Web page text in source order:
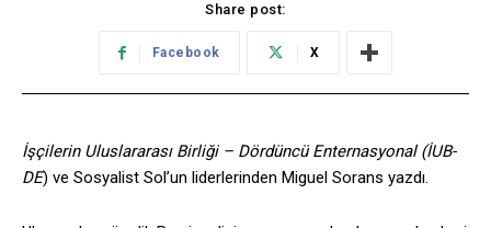
Share post:
Facebook X
İşçilerin Uluslararası Birliği – Dördüncü Enternasyonal (İUB-
DE) ve Sosyalist Sol’un liderlerinden Miguel Sorans yazdı.